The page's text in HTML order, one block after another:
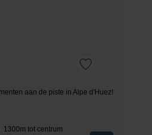
aan de piste in Alpe d'Huez!
1300m tot centrum